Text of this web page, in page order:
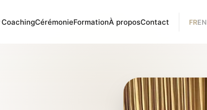
CoachingCérémonieFormationÀ proposContact FREN